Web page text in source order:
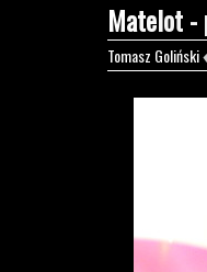
Matelot -
Tomasz Goliński